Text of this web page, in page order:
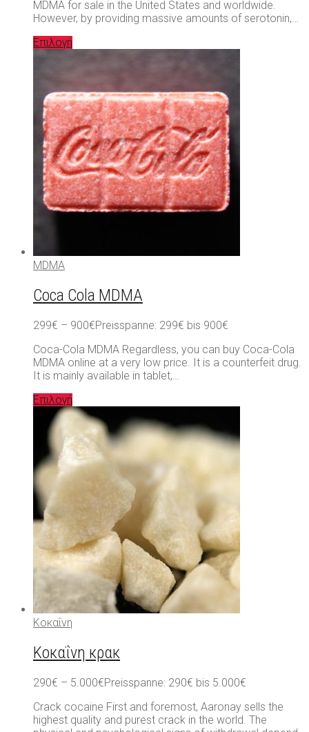
MDMA for sale in the United States and worldwide.
However, by providing massive amounts of serotonin,…
Επιλογή
MDMA
Coca Cola MDMA
299€ – 900€Preisspanne: 299€ bis 900€
Coca-Cola MDMA Regardless, you can buy Coca-Cola
MDMA online at a very low price. It is a counterfeit drug.
It is mainly available in tablet,…
Επιλογή
Κοκαΐνη
Κοκαΐνη κρακ
290€ – 5.000€Preisspanne: 290€ bis 5.000€
Crack cocaine First and foremost, Aaronay sells the
highest quality and purest crack in the world. The